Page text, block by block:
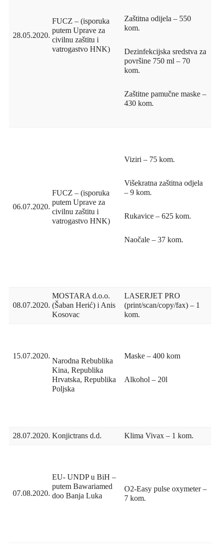
28.05.2020.
FUCZ – (isporuka
putem Uprave za
civilnu zaštitu i
vatrogastvo HNK)
Zaštitna odijela – 550
kom.
Dezinfekcijska sredstva za
površine 750 ml – 70
kom.
Zaštitne pamučne maske –
430 kom.
06.07.2020.
FUCZ – (isporuka
putem Uprave za
civilnu zaštitu i
vatrogastvo HNK)
Viziri – 75 kom.
Višekratna zaštitna odjela
– 9 kom.
Rukavice – 625 kom.
Naočale – 37 kom.
08.07.2020.
MOSTARA d.o.o.
(Šaban Herić) i Anis
Kosovac
LASERJET PRO
(print/scan/copy/fax) – 1
kom.
15.07.2020.
Narodna Rebublika
Kina, Republika
Hrvatska, Republika
Poljska
Maske – 400 kom
Alkohol – 20l
28.07.2020. Konjictrans d.d. Klima Vivax – 1 kom.
07.08.2020.
EU- UNDP u BiH –
putem Bawariamed
doo Banja Luka
O2-Easy pulse oxymeter –
7 kom.